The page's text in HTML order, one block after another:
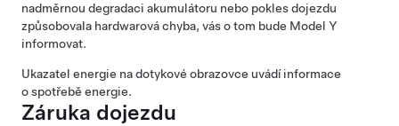
nadměrnou degradaci akumulátoru nebo pokles dojezdu
způsobovala hardwarová chyba, vás o tom bude Model Y
informovat.
Ukazatel energie nadotykové obrazovce uvádí informace
o spotřebě energie.
Záruka dojezdu